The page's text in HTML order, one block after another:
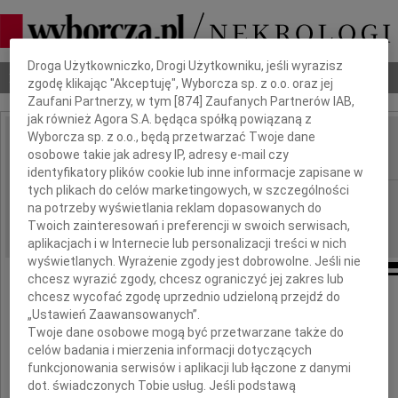
Nekrologi Odeszli Poradnik pogrzebowy
IMIĘ I NAZWISKO: Marek Pilch
REGION: Łódź
DATA EMISJI: 31.05.2017
Z gębokim żalem żegnamy naszego Kolegę
dr. n. med.
Marka Pilcha
Dbamy o Twoją prywatność
Droga Użytkowniczko, Drogi Użytkowniku, jeśli wyrazisz
zgodę klikając "Akceptuję", Wyborcza sp. z o.o. oraz jej
Zaufani Partnerzy, w tym [874 ] Zaufanych Partnerów IAB,
jak również Agora S.A. będąca spółką powiązaną z
Wyborcza sp. z o.o., będą przetwarzać Twoje dane
osobowe takie jak adresy IP, adresy e-mail czy
identyfikatory plików cookie lub inne informacje zapisane w
tych plikach do celów marketingowych, w szczególności
na potrzeby wyświetlania reklam dopasowanych do
Twoich zainteresowań i preferencji w swoich serwisach,
aplikacjach i w Internecie lub personalizacji treści w nich
wyświetlanych. Wyrażenie zgody jest dobrowolne. Jeśli nie
chcesz wyrazić zgody, chcesz ograniczyć jej zakres lub
chcesz wycofać zgodę uprzednio udzieloną przejdź do
„Ustawień Zaawansowanych”.
Twoje dane osobowe mogą być przetwarzane także do
celów badania i mierzenia informacji dotyczących
funkcjonowania serwisów i aplikacji lub łączone z danymi
dot. świadczonych Tobie usług. Jeśli podstawą